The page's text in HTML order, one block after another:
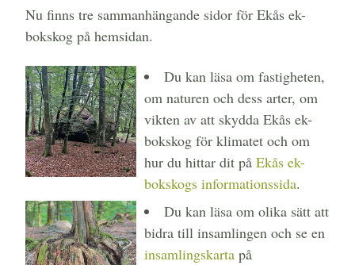
Nu finns tre sammanhängande sidor för Ekås ek-
bokskog på hemsidan.
Du kan läsa om fastigheten,
om naturen och dess arter, om
vikten av att skydda Ekås ek-
bokskog för klimatet och om
hur du hittar dit på Ekås ek-
bokskogs informationssida.
Du kan läsa om olika sätt att
bidra till insamlingen och se en
insamlingskarta på